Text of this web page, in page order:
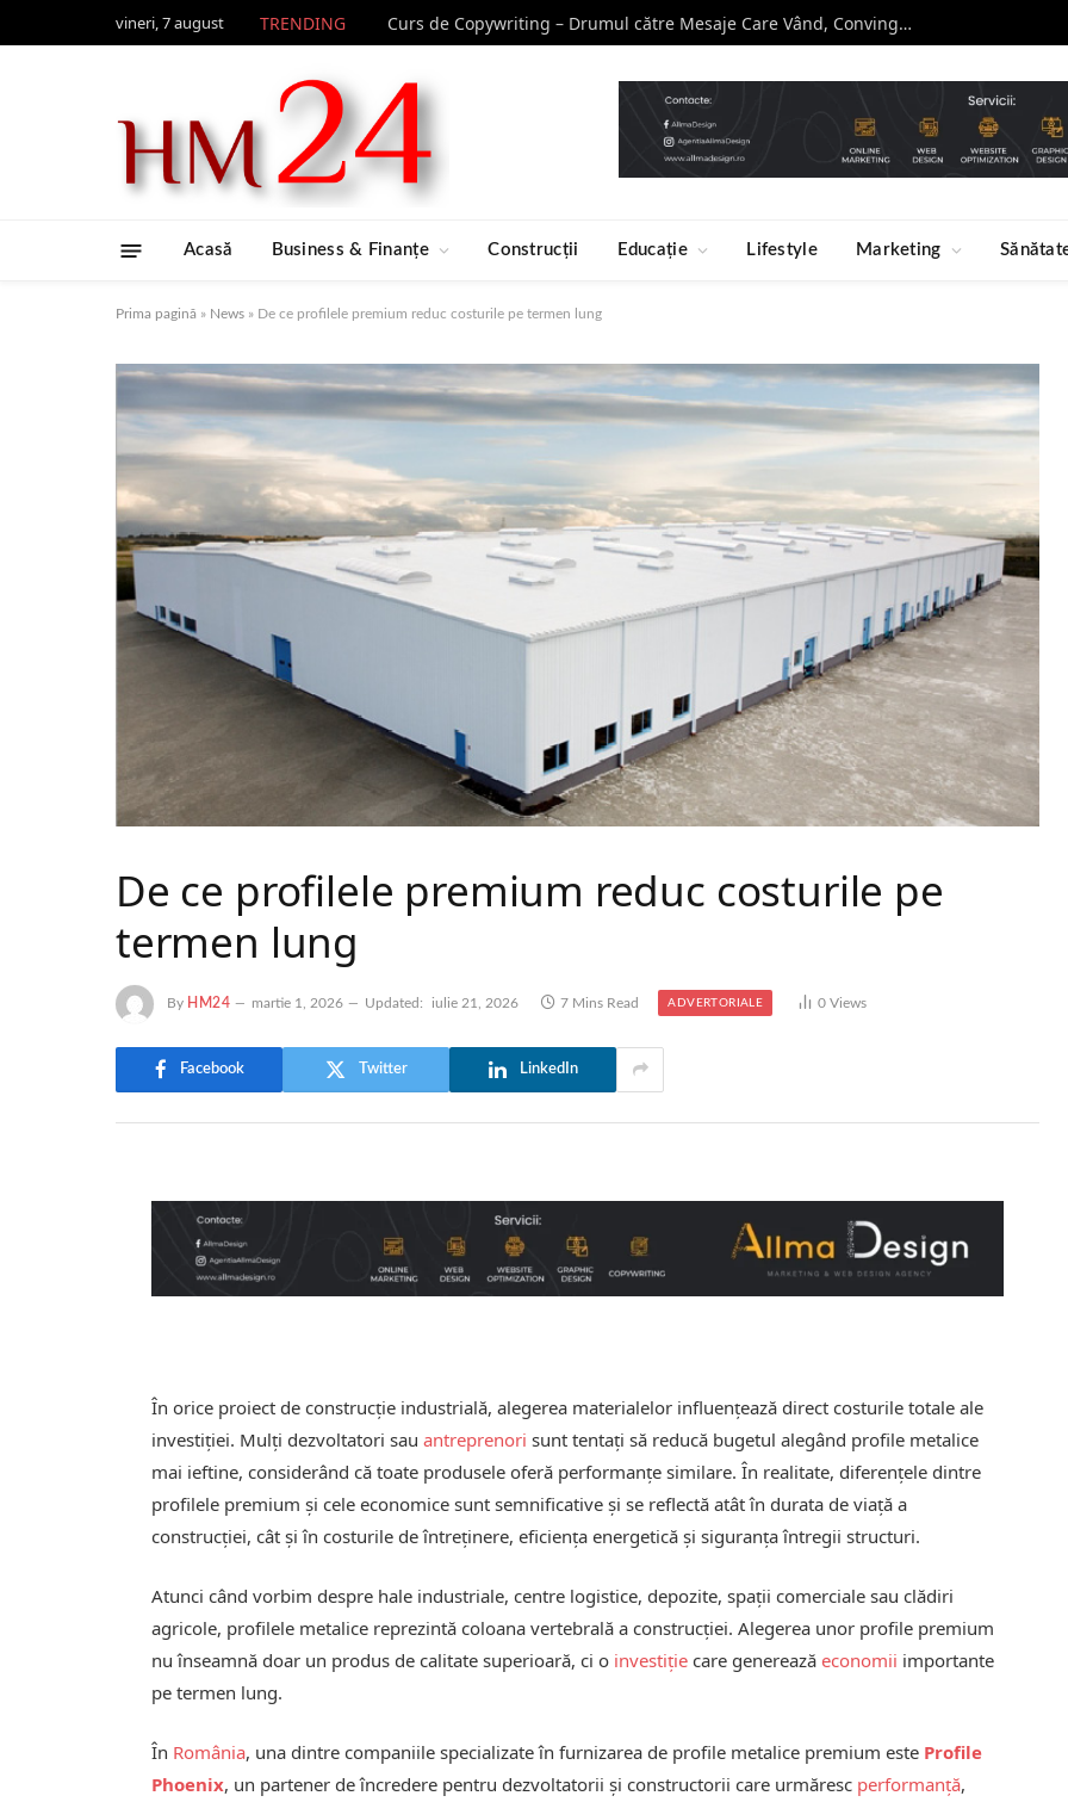
vineri, 7 august TRENDING Curs de Copywriting – Drumul către Mesaje Care Vând, Conving și Construiesc Branduri Puternice
Acasă Business & Finanțe Construcții Educație Lifestyle Marketing
Prima pagină » News » De ce profilele premium reduc costurile pe termen lung
De ce profilele premium reduc costurile pe
termen lung
By HM24 martie 1, 2026 Updated: iulie 21, 2026 7 Mins Read ADVERTORIALE 0Views
Facebook Twitter LinkedIn
În orice proiect de construcție industrială, alegerea materialelor influențează direct costurile totale ale
investiției. Mulți dezvoltatori sauantreprenori sunt tentați să reducă bugetul alegând profile metalice
mai ieftine, considerând că toate produsele oferă performanțe similare. În realitate, diferențele dintre
profilele premium și cele economice sunt semnificative și se reflectă atât în durata de viață a
construcției, cât și în costurile de întreținere, eficiența energetică și siguranța întregii structuri.
Atunci când vorbim despre hale industriale, centre logistice, depozite, spații comerciale sau clădiri
agricole, profilele metalice reprezintă coloana vertebrală a construcției. Alegerea unor profile premium
nu înseamnă doar un produs de calitate superioară, ci o investiție care generează economii importante
pe termen lung.
În România, una dintre companiile specializate în furnizarea de profile metalice premium este Profile
Phoenix, un partener de încredere pentru dezvoltatorii și constructorii care urmăresc performanță,